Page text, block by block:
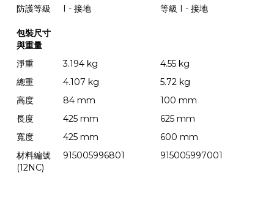
防護等級 I - 接地 等級 I - 接地
包裝尺寸
與重量
淨重
3.194 kg
4.55 kg
總重
4.107 kg
5.72 kg
高度
84 mm
100 mm
長度
425 mm
625 mm
寬度
425 mm
600 mm
材料編號
(12NC)
915005996801 915005997001